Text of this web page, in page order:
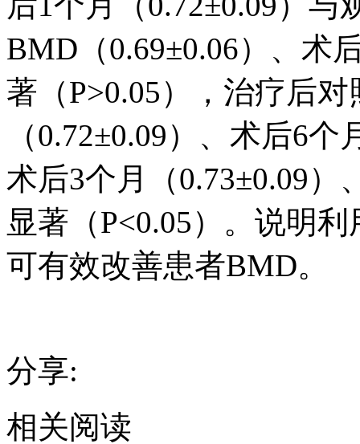
BMD（0.69±0.06）、术
著（P>0.05），治疗后
（0.72±0.09）、术后6
术后3个月（0.73±0.09）
显著（P<0.05）。说明
可有效改善患者BMD。
分享:
相关阅读